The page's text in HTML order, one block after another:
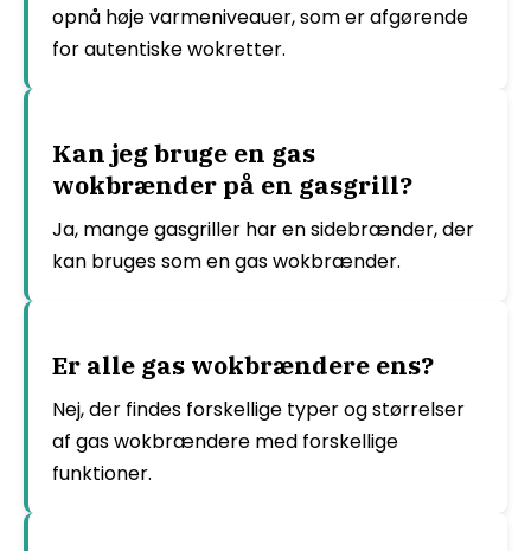
opnå høje varmeniveauer, som er afgørende
for autentiske wokretter.
Kan jeg bruge en gas
wokbrænder på en gasgrill?
Ja, mange gasgriller har en sidebrænder, der
kan bruges som en gas wokbrænder.
Er alle gas wokbrændere ens?
Nej, der findes forskellige typer og størrelser
af gas wokbrændere med forskellige
funktioner.